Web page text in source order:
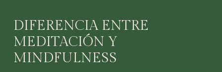
DIFERENCIA ENTRE
MEDITACIÓN Y
MINDFULNESS